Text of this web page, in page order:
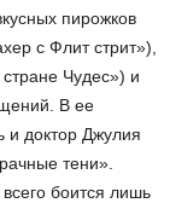
пирожков
с Флит стрит»),
Чудес») и
В ее
и доктор Джулия
тени».
боится лишь